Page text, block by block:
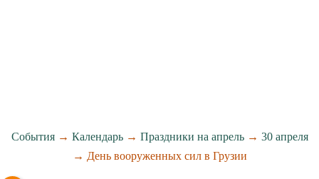
События→ Календарь→ Праздники на апрель→ 30 апреля
→ День вооруженных сил в Грузии